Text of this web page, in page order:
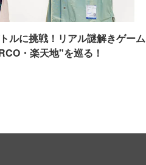
ルに挑戦！リアル謎解きゲーム
・楽天地"を巡る！